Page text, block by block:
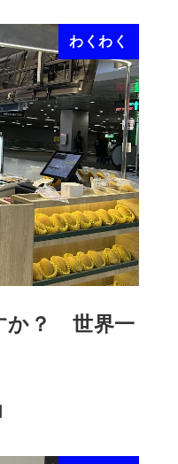
わくわく
か？ 世界一